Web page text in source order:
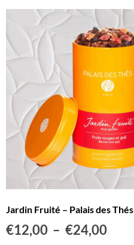
Jardin Fruité – Palais des Thés
€12,00 – €24,00